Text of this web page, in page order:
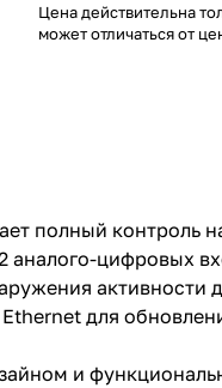
Цена действительна
может отличаться от
полный контроль
аналого-цифровых
активности
для
и